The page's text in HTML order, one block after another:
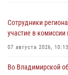
Сотрудники
участие в
07 августа 2026, 10:13
Во Владимирской